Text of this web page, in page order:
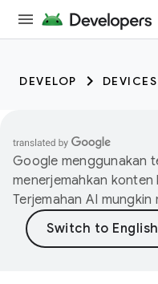
DEVELOP DEVICES
Google menggunakan
menerjemahkan konten
Terjemahan AI